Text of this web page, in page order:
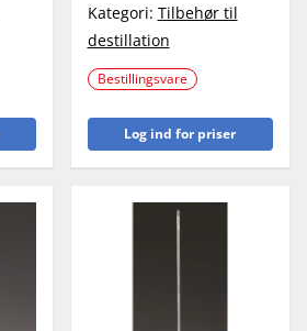
Kategori: Tilbehør til
destillation
Bestillingsvare
Log ind for priser